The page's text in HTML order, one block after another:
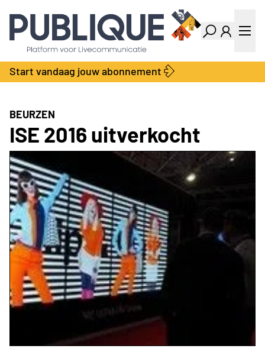
Industry Dashboard
Vacatures
Kalender
Producten
Bedrijvengids
Locatie Finder
Contact
Over ons
Adverteren
Abonnementen
Start vandaag jouw abonnement
BEURZEN
ISE 2016 uitverkocht